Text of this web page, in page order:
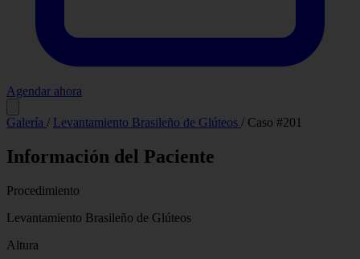
Agendar ahora
Galería / Levantamiento Brasileño de Glúteos / Caso #201
Información del Paciente
Procedimiento
Levantamiento Brasileño de Glúteos
Altura